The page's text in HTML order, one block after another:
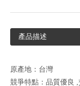
產品描述
原產地：台灣
競爭特點：品質優良